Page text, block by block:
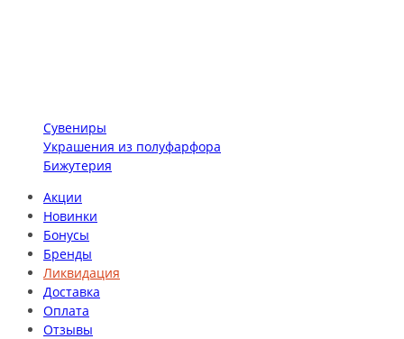
Сувениры
Украшения из полуфарфора
Бижутерия
Акции
Новинки
Бонусы
Бренды
Ликвидация
Доставка
Оплата
Отзывы